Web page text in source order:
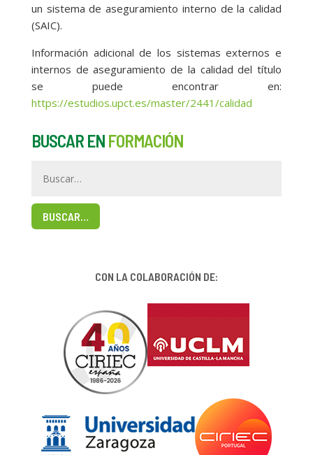
un sistema de aseguramiento interno de la calidad
(SAIC).
Información adicional de los sistemas externos e
internos de aseguramiento de la calidad del título
se puede encontrar en:
https://estudios.upct.es/master/2441/calidad
BUSCAR EN FORMACIÓN
BUSCAR…
CON LA COLABORACIÓN DE: